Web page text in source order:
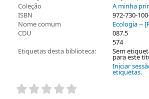
Coleção
A minha
ISBN
972-730-
Nome comum
Ecologia --
CDU
087.5
574
Etiquetas desta biblioteca:
Sem
para este
Iniciar
etiquetas.
Pontuação